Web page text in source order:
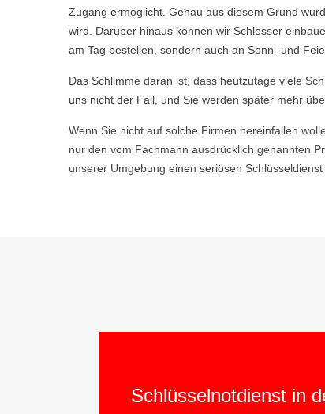
Zugang ermöglicht. Genau aus diesem Grund
wird. Darüber hinaus können wir Schlösser
am Tag bestellen, sondern auch an Sonn- und
Das Schlimme daran ist, dass heutzutage viele
uns nicht der Fall, und Sie werden später mehr
Wenn Sie nicht auf solche Firmen hereinfallen
nur den vom Fachmann ausdrücklich genannten
unserer Umgebung einen seriösen
Schlüsselnotdienst in